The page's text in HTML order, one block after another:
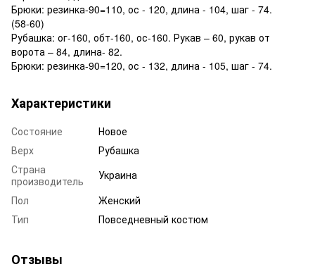
Брюки: резинка-90=110, ос - 120, длина - 104, шаг - 74.
(58-60)
Рубашка: ог-160, обт-160, ос-160. Рукав – 60, рукав от
ворота – 84, длина- 82.
Брюки: резинка-90=120, ос - 132, длина - 105, шаг - 74.
Характеристики
Состояние
Новое
Верх
Рубашка
Страна
производитель
Украина
Пол
Женский
Тип
Повседневный костюм
Отзывы